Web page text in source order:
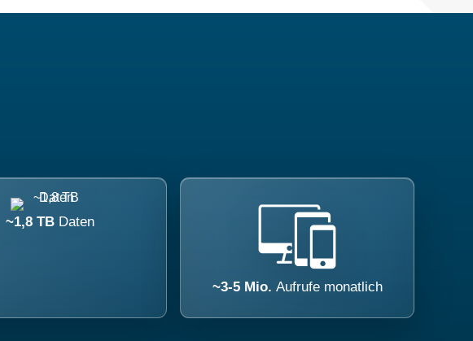
~1,8 TB Daten
~3-5 Mio. Aufrufe monatlich